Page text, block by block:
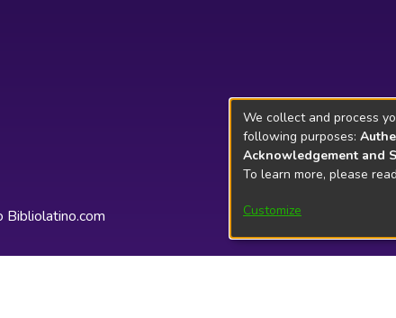
Bibliolatino.com
We collect and process
following purposes:
Acknowledgement and
To learn more, please
Customize